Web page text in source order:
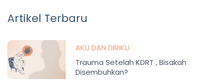
Artikel Terbaru
AKU DAN DIRIKU
Trauma Setelah KDRT , Bisakah
Disembuhkan?